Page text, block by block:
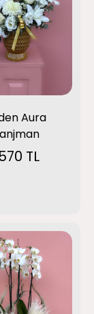
Aura
TL